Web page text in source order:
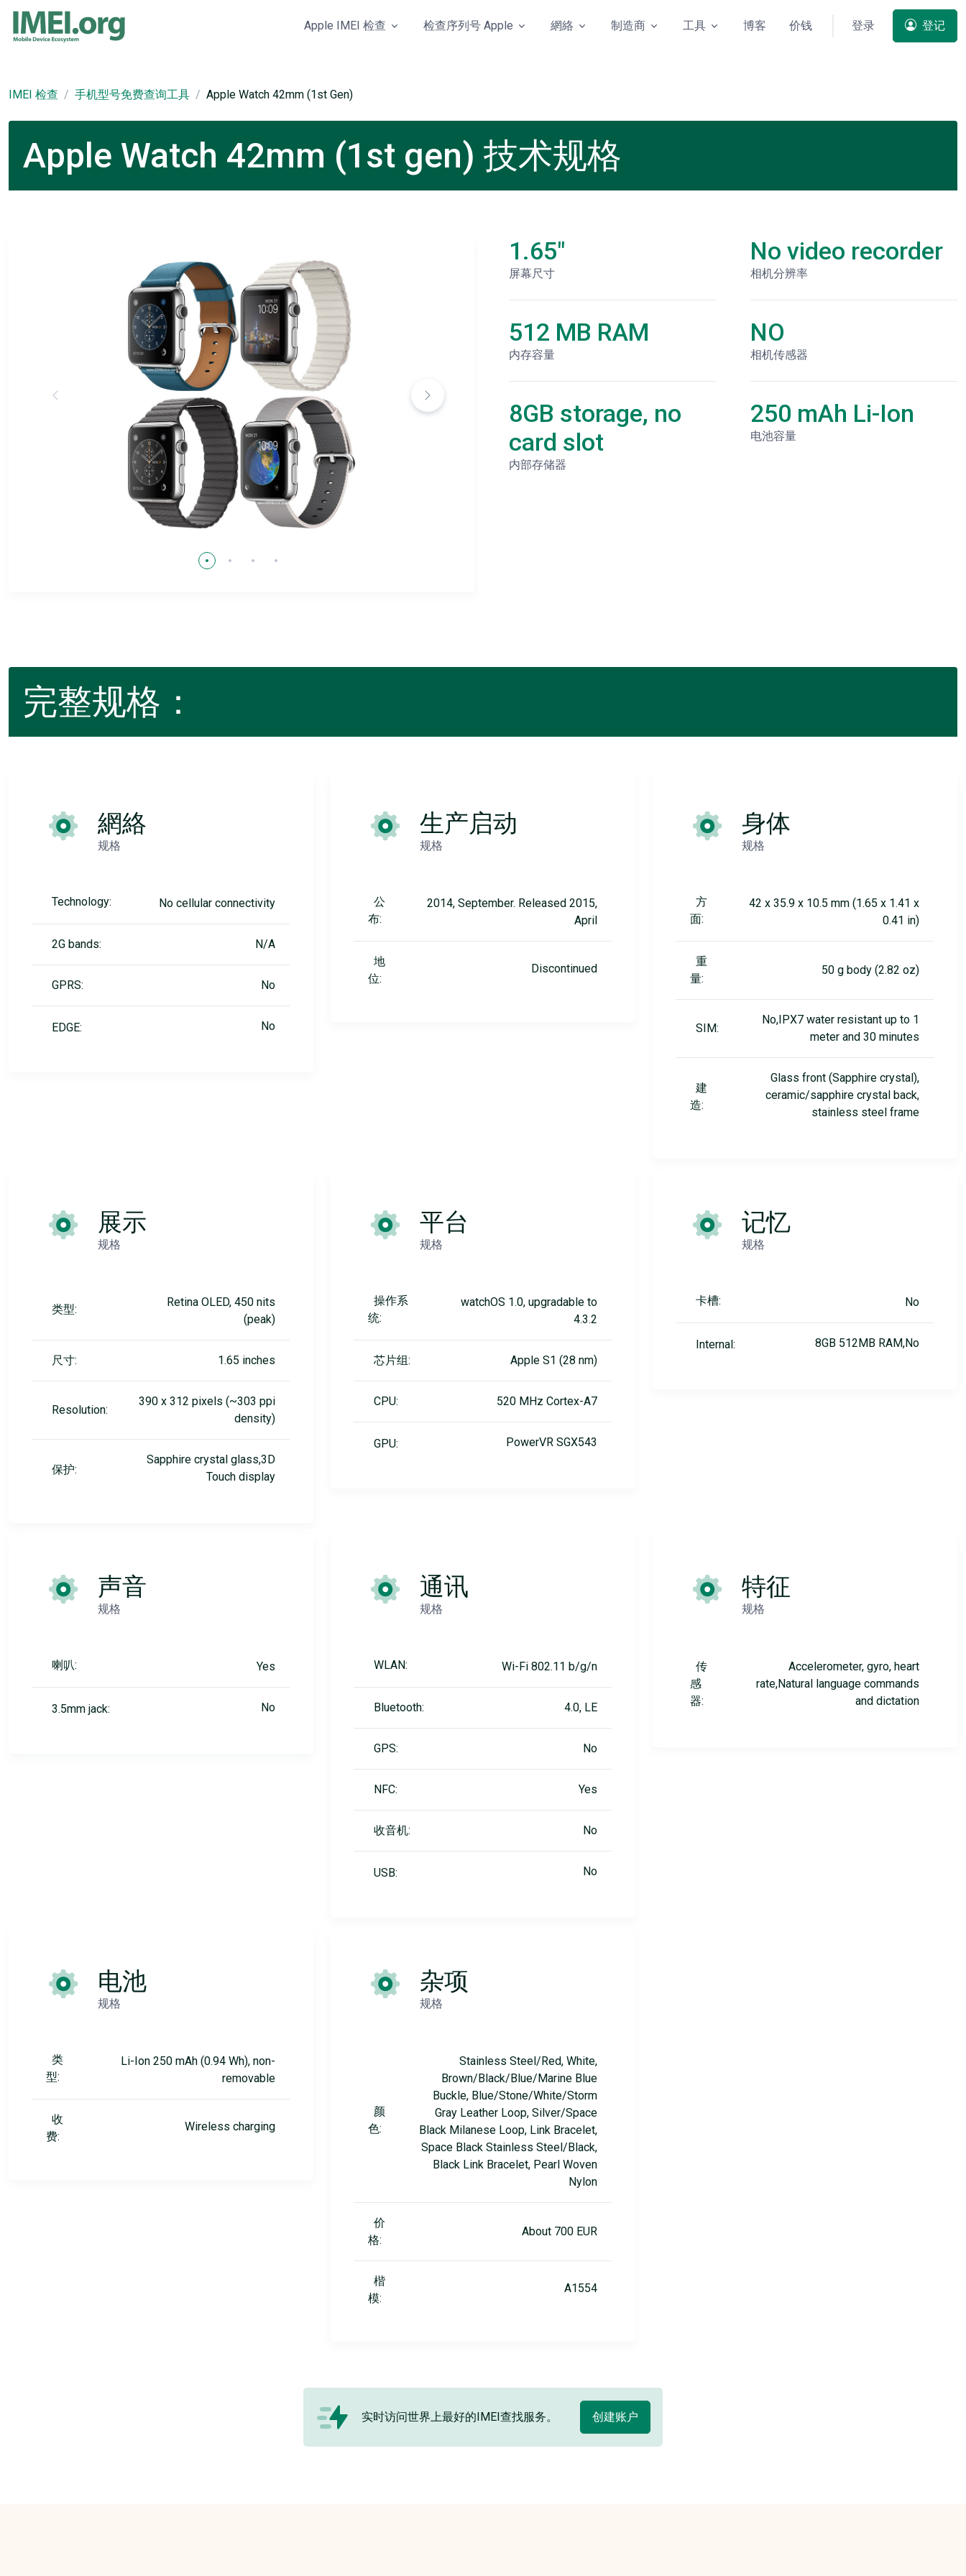
Apple IMEI 检查 检查序列号 Apple 網絡 制造商 工具 博客 价钱 登录 登记
IMEI 检查 手机型号免费查询工具 Apple Watch 42mm (1st Gen)
Apple Watch 42mm (1st gen) 技术规格
1.65"
屏幕尺寸
512 MB RAM
内存容量
8GB storage, no
card slot
内部存储器
No video recorder
相机分辨率
NO
相机传感器
250 mAh Li-Ion
电池容量
完整规格：
網絡
规格
Technology: No cellular connectivity
2G bands: N/A
GPRS: No
EDGE: No
生产启动
规格
公
布:
2014, September. Released 2015,
April
地
位:
Discontinued
身体
规格
方
面:
42 x 35.9 x 10.5 mm (1.65 x 1.41 x
0.41 in)
重
量:
50 g body (2.82 oz)
SIM:
No,IPX7 water resistant up to 1
meter and 30 minutes
建
造:
Glass front (Sapphire crystal),
ceramic/sapphire crystal back,
stainless steel frame
展示
规格
类型:
Retina OLED, 450 nits
(peak)
尺寸: 1.65 inches
Resolution:
390 x 312 pixels (~303 ppi
density)
保护:
Sapphire crystal glass,3D
Touch display
平台
规格
操作系
统:
watchOS 1.0, upgradable to
4.3.2
芯片组: Apple S1 (28 nm)
CPU: 520 MHz Cortex-A7
GPU: PowerVR SGX543
记忆
规格
卡槽: No
Internal: 8GB 512MB RAM,No
声音
规格
喇叭: Yes
3.5mm jack: No
通讯
规格
WLAN: Wi-Fi 802.11 b/g/n
Bluetooth: 4.0, LE
GPS: No
NFC: Yes
收音机: No
USB: No
特征
规格
传
感
器:
Accelerometer, gyro, heart
rate,Natural language commands
and dictation
电池
规格
类
型:
Li-Ion 250 mAh (0.94 Wh), non-
removable
收
费:
Wireless charging
杂项
规格
颜
色:
Stainless Steel/Red, White,
Brown/Black/Blue/Marine Blue
Buckle, Blue/Stone/White/Storm
Gray Leather Loop, Silver/Space
Black Milanese Loop, Link Bracelet,
Space Black Stainless Steel/Black,
Black Link Bracelet, Pearl Woven
Nylon
价
格:
About 700 EUR
楷
模:
A1554
实时访问世界上最好的IMEI查找服务。 创建账户